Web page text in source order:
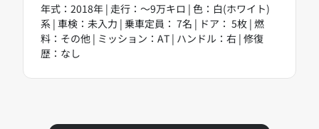
年式：2018年 | 走行：～9万キロ | 色：白(ホワイト)
系 | 車検：未入力 | 乗車定員： 7名 | ドア： 5枚 | 燃
料：その他 | ミッション：AT | ハンドル：右 | 修復
歴：なし